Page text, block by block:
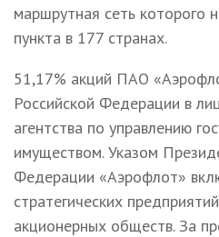
маршрутная сеть которого
пункта в 177 странах.
51,17% акций ПАО
Российской Федерации в
агентства по управлению
имуществом. Указом
Федерации «Аэрофлот»
стратегических
акционерных обществ. За